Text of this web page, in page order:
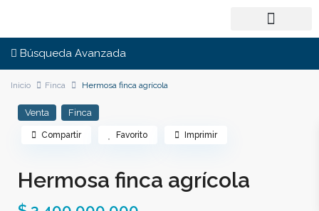
Búsqueda Avanzada
Inicio Finca Hermosa finca agrícola
Venta Finca
Hermosa finca agrícola
Compartir Favorito Imprimir